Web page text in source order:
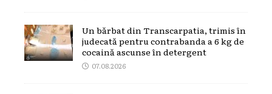
Un bărbat din Transcarpatia, trimis în
judecată pentru contrabanda a 6 kg de
cocaină ascunse în detergent
07.08.2026